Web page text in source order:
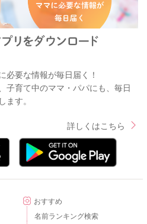
必要な情報が毎日届く！
子育て中のママ・パパにも、毎日
す。
詳しくはこちら
おすすめ
名前ランキング検索